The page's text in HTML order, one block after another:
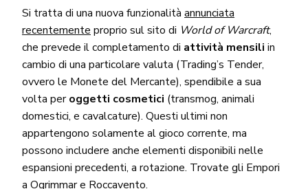
Si tratta di una nuova funzionalitàannunciata
recentemente proprio sul sito di World of Warcraft,
che prevede il completamento di attività mensili in
cambio di una particolare valuta (Trading’s Tender,
ovvero le Monete del Mercante), spendibile a sua
volta peroggetti cosmetici (transmog, animali
domestici, e cavalcature). Questi ultimi non
appartengono solamente al gioco corrente, ma
possono includere anche elementi disponibili nelle
espansioni precedenti, a rotazione. Trovate gli Empori
a Ogrimmar e Roccavento.